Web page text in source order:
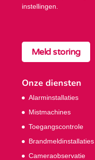
instellingen.
Meld storing
Onze diensten
Alarminstallaties
Mistmachines
Toegangscontrole
Brandmeldinstallaties
Cameraobservatie